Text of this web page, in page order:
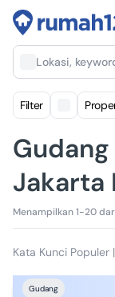
Lokasi,
Filter
Jakarta
Menampilkan 1-20
Kata Kunci Populer |
Gudang